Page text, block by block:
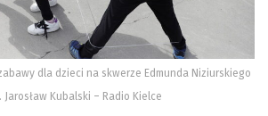
dla dzieci na skwerze Edmunda Niziurskiego
Jarosław Kubalski – Radio Kielce